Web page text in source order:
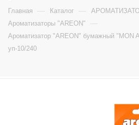
Главная — Каталог —
Ароматизаторы "AREON" —
Ароматизатор "AREON" бумажный "MON
уп-10/240